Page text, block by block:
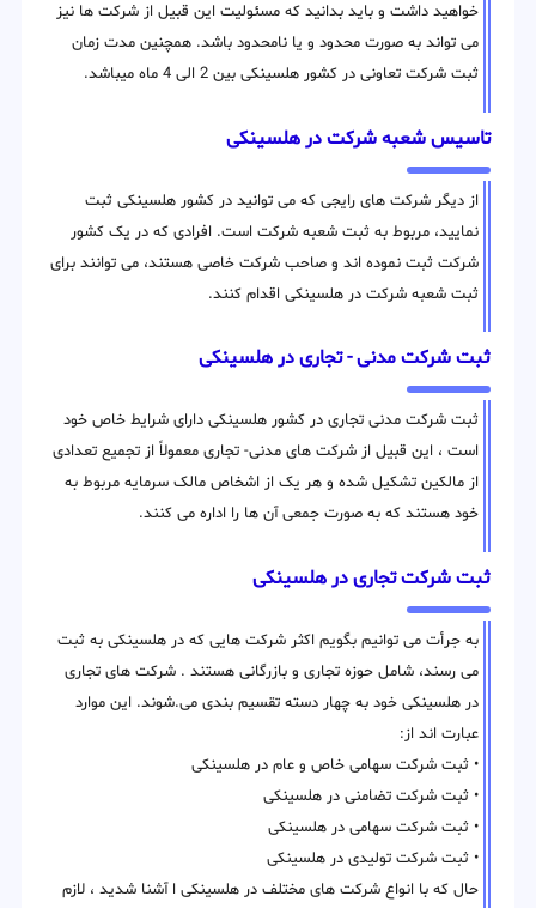
خواهید داشت و باید بدانید که مسئولیت این قبیل از شرکت ها نیز
می تواند به صورت محدود و یا نامحدود باشد. همچنین مدت زمان
ثبت شرکت تعاونی در کشور هلسینکی بین 2 الی 4 ماه میباشد.
تاسیس شعبه شرکت در هلسینکی
از دیگر شرکت های رایجی که می توانید در کشور هلسینکی ثبت
نمایید، مربوط به ثبت شعبه شرکت است. افرادی که در یک کشور
شرکت ثبت نموده اند و صاحب شرکت خاصی هستند، می توانند برای
ثبت شعبه شرکت در هلسینکی اقدام کنند.
ثبت شرکت مدنی - تجاری در هلسینکی
ثبت شرکت مدنی تجاری در کشور هلسینکی دارای شرایط خاص خود
است ، این قبیل از شرکت های مدنی- تجاری معمولاً از تجمیع تعدادی
از مالکین تشکیل شده و هر یک از اشخاص مالک سرمایه مربوط به
خود هستند که به صورت جمعی آن ها را اداره می کنند.
ثبت شرکت تجاری در هلسینکی
به جرأت می توانیم بگویم اکثر شرکت هایی که در هلسینکی به ثبت
می رسند، شامل حوزه تجاری و بازرگانی هستند . شرکت های تجاری
در هلسینکی خود به چهار دسته تقسیم بندی می.شوند. این موارد
عبارت اند از:
• ثبت شرکت سهامی خاص و عام در هلسینکی
• ثبت شرکت تضامنی در هلسینکی
• ثبت شرکت سهامی در هلسینکی
• ثبت شرکت تولیدی در هلسینکی
حال که با انواع شرکت های مختلف در هلسینکی ا آشنا شدید ، لازم